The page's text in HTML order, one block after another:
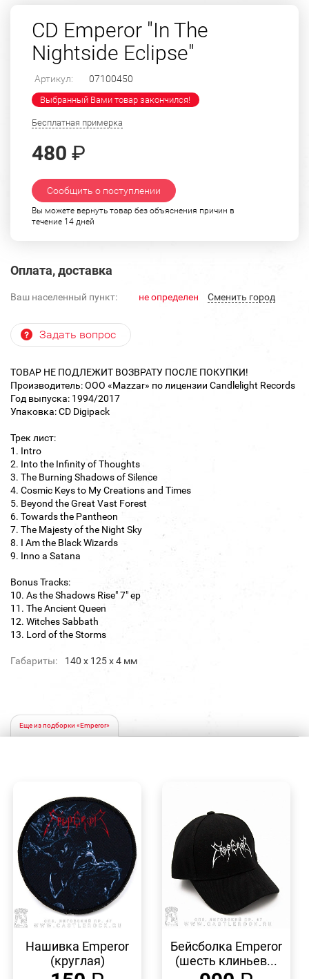
CD Emperor "In The
Nightside Eclipse"
Артикул: 07100450
Выбранный Вами товар закончился!
Бесплатная примерка
480 ₽
Сообщить о поступлении
Вы можете вернуть товар без объяснения причин в
течение 14 дней
Оплата, доставка
Ваш населенный пункт: не определен Cменить город
Задать вопрос
ТОВАР НЕ ПОДЛЕЖИТ ВОЗВРАТУ ПОСЛЕ ПОКУПКИ!
Производитель: ООО «Mazzar» по лицензии Candlelight Records
Год выпуска: 1994/2017
Упаковка: CD Digipack
Трек лист:
1. Intro
2. Into the Infinity of Thoughts
3. The Burning Shadows of Silence
4. Cosmic Keys to My Creations and Times
5. Beyond the Great Vast Forest
6. Towards the Pantheon
7. The Majesty of the Night Sky
8. I Am the Black Wizards
9. Inno a Satana
Bonus Tracks:
10. As the Shadows Rise" 7" ep
11. The Ancient Queen
12. Witches Sabbath
13. Lord of the Storms
Габариты: 140 х 125 х 4 мм
Еще из подборки «Emperor»
ПРОСМОТР
Нашивка Emperor
(круглая)
ПРОСМОТР
Бейсболка Emperor
(шесть клиньев...